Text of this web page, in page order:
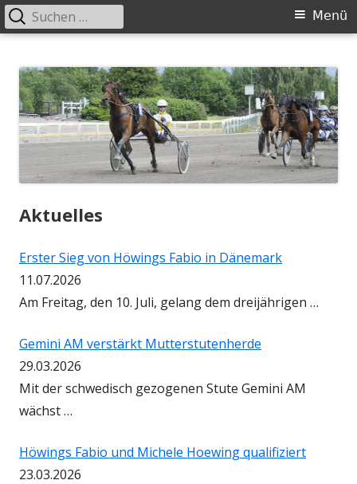
zum
Inhalt
Primäres
Menü
Suchen
nach:
Aktuelles
Erster Sieg von Höwings Fabio in Dänemark
11.07.2026
Am Freitag, den 10. Juli, gelang dem dreijährigen …
Gemini AM verstärkt Mutterstutenherde
29.03.2026
Mit der schwedisch gezogenen Stute Gemini AM
wächst …
Höwings Fabio und Michele Hoewing qualifiziert
23.03.2026